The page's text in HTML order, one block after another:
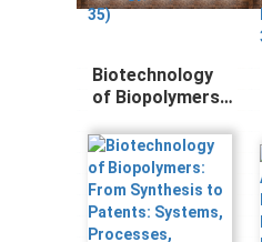
Biotechnology
of Biopolymers:
to Patents:
Systems,
Processes,
Products